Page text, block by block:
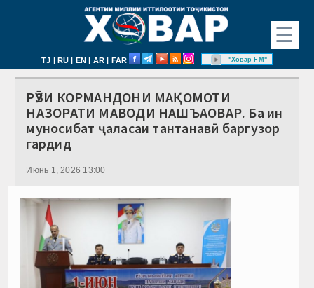
☰
TJ | RU | EN | AR | FAR "Ховар FM"
РӮЗИ КОРМАНДОНИ МАҚОМОТИ
НАЗОРАТИ МАВОДИ НАШЪАОВАР. Ба ин
муносибат ҷаласаи тантанавӣ баргузор
гардид
Июнь 1, 2026 13:00